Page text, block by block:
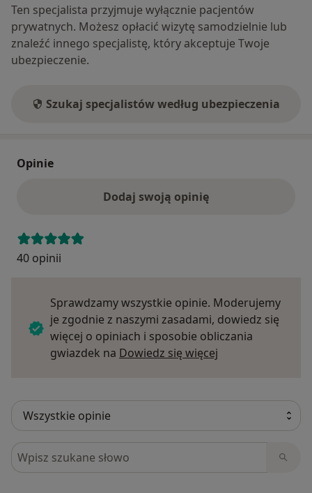
Ten specjalista przyjmuje wyłącznie pacjentów
prywatnych. Możesz opłacić wizytę samodzielnie lub
znaleźć innego specjalistę, który akceptuje Twoje
ubezpieczenie.
Szukaj specjalistów według ubezpieczenia
Opinie
Dodaj swoją opinię
40 opinii
Sprawdzamy wszystkie opinie. Moderujemy
je zgodnie z naszymi zasadami, dowiedz się
więcej o opiniach i sposobie obliczania
gwiazdek na Dowiedz się więcej
Szukaj w opiniach